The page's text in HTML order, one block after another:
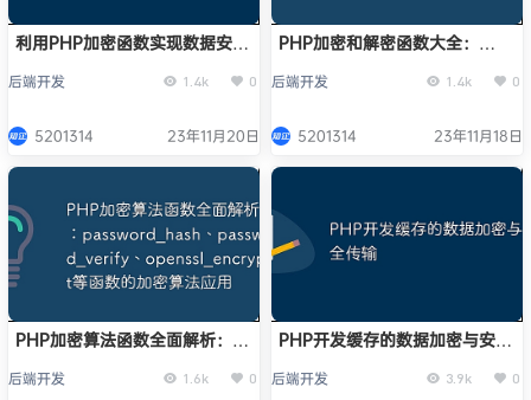
利用PHP加密函数实现数据安全
后端开发 1.4k 0
5201314 23年11月20日
PHP加密和解密函数大全：
等函数的安全应用方法
后端开发 1.4k 0
5201314 23年11月18日
PHP加密算法函数全面解析：
password_verify、
后端开发 1.6k 0
PHP开发缓存的数据加密与安全
后端开发 3.9k 0